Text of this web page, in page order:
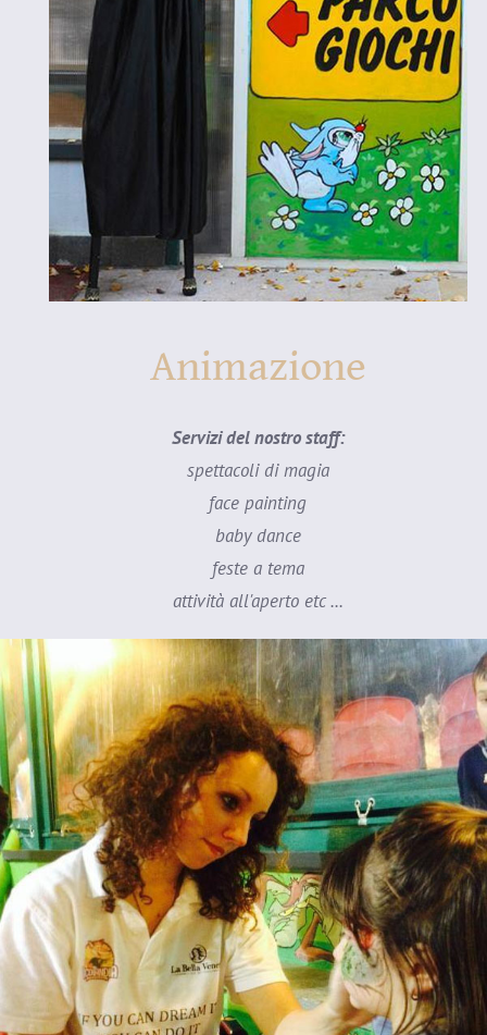
Animazione
Servizi del nostro staff:
spettacoli di magia
face painting
baby dance
feste a tema
attività all'aperto etc ...